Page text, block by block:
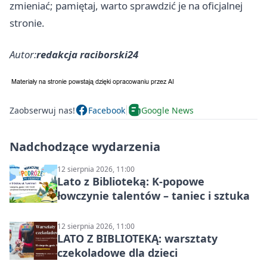
zmieniać; pamiętaj, warto sprawdzić je na oficjalnej
stronie.
Autor:redakcja raciborski24
Zaobserwuj nas! Facebook Google News
Nadchodzące wydarzenia
12 sierpnia 2026, 11:00
Lato z Biblioteką: K-popowe
łowczynie talentów – taniec i sztuka
12 sierpnia 2026, 11:00
LATO Z BIBLIOTEKĄ: warsztaty
czekoladowe dla dzieci